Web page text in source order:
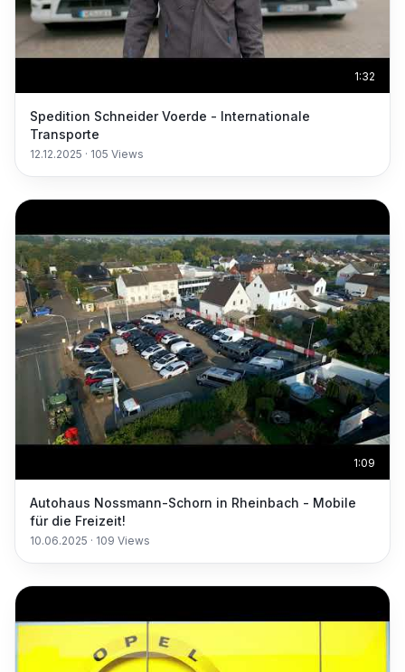
1:32
Spedition Schneider Voerde - Internationale
Transporte
12.12.2025 · 105 Views
1:09
Autohaus Nossmann-Schorn in Rheinbach - Mobile
für die Freizeit!
10.06.2025 · 109 Views